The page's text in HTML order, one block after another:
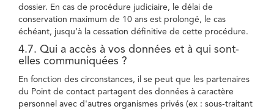
dossier. En cas de procédure judiciaire, le délai de
conservation maximum de 10 ans est prolongé, le cas
échéant, jusqu’à la cessation définitive de cette procédure.
4.7. Qui a accès à vos données et à qui sont-
elles communiquées ?
En fonction des circonstances, il se peut que les partenaires
du Point de contact partagent des données à caractère
personnel avec d'autres organismes privés (ex : sous-traitant